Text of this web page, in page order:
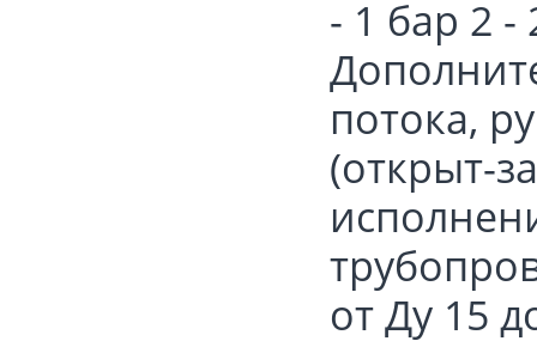
- 1 бар 2 -
потока,
(открыт-
от Ду 15